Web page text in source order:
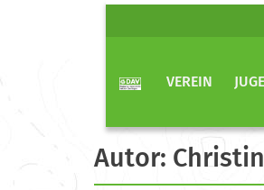
VEREIN
Autor: